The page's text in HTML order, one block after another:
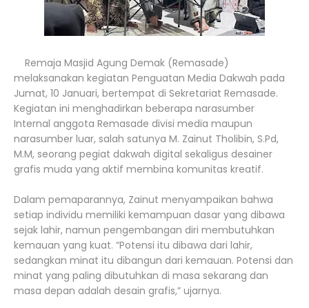
Remaja Masjid Agung Demak (Remasade)
melaksanakan kegiatan Penguatan Media Dakwah pada
Jumat, 10 Januari, bertempat di Sekretariat Remasade.
Kegiatan ini menghadirkan beberapa narasumber
Internal anggota Remasade divisi media maupun
narasumber luar, salah satunya M. Zainut Tholibin, S.Pd,
M.M, seorang pegiat dakwah digital sekaligus desainer
grafis muda yang aktif membina komunitas kreatif.
Dalam pemaparannya, Zainut menyampaikan bahwa
setiap individu memiliki kemampuan dasar yang dibawa
sejak lahir, namun pengembangan diri membutuhkan
kemauan yang kuat. “Potensi itu dibawa dari lahir,
sedangkan minat itu dibangun dari kemauan. Potensi dan
minat yang paling dibutuhkan di masa sekarang dan
masa depan adalah desain grafis,” ujarnya.